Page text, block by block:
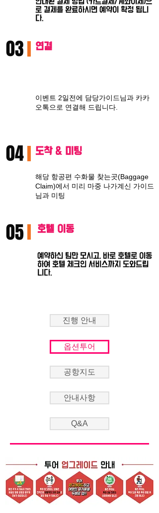
안내된 결제 방법 (카드결제/계좌이체)으
로 결제를 완료하시면 예약이 확정 됩니
다.
03 연결
이벤트 2일전에 담당가이드님과 카카
오톡으로 연결해 드립니다.
04 ​도착 & 미팅
해당 항공편 수화물 찾는곳(Baggage
Claim)에서 미리 마중 나가계신 가이드
님과 미팅
05 호텔 이동
예약하신 팀만 모시고, 바로 호텔로 이동
하여 호텔 체크인 서비스까지 도와드립
니다.
진행 안내
옵션투어
공항지도
안내사항
Q&A